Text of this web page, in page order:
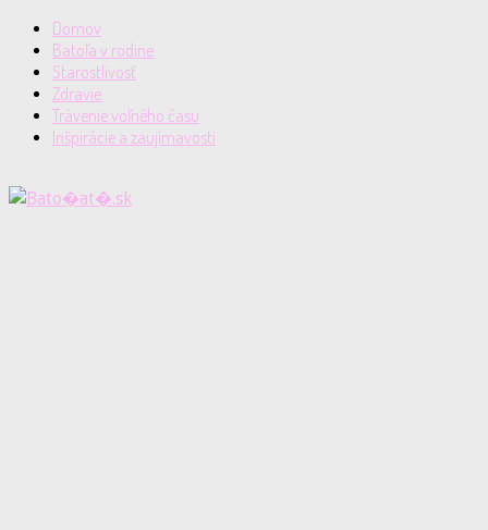
Domov
Batoľa v rodine
Starostlivosť
Zdravie
Trávenie voľného času
Inšpirácie a zaujímavosti